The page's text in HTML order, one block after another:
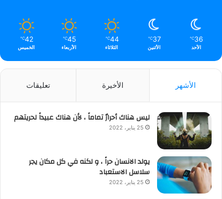
36
℃
الأحد
37
℃
الأثنين
44
℃
الثلاثاء
45
℃
الأربعاء
42
℃
الخميس
الأشهر الأخيرة تعليقات
ليس هناك أحرارٌ تماماً ، لأن هناك عبيداً لحريتهم
25 يناير، 2022
يولد الانسان حراً ، و لكنه في كل مكان يجر
سلاسل الاستعباد
25 يناير، 2022